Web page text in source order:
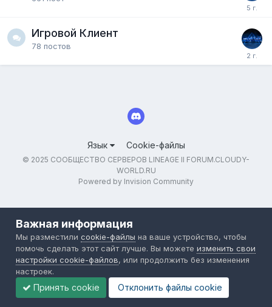
Игровой Клиент
78 постов
Язык Cookie-файлы
© 2025 СООБЩЕСТВО СЕРВЕРОВ LINEAGE II FORUM.CLOUDY-
WORLD.RU
Powered by Invision Community
Важная информация
Мы разместилиcookie-файлы на ваше устройство, чтобы
помочь сделать этот сайт лучше. Вы можетеизменить свои
настройки cookie-файлов, или продолжить без изменения
настроек.
Принять cookie Отклонить файлы сookie